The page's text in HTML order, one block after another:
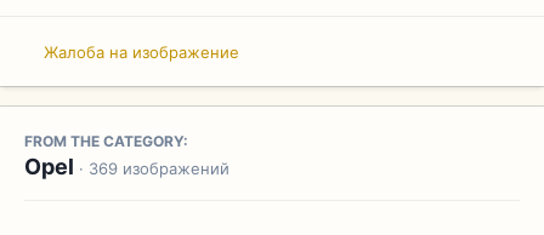
Жалоба на изображение
FROM THE CATEGORY:
Opel · 369 изображений